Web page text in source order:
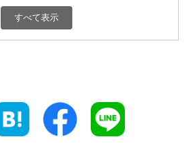
185円 富山県
185円 三重県
すべて表示